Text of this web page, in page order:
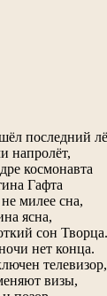
последний
напролёт,
космонавта
Гафта
милее сна,
ясна,
сон Творца.
нет конца.
телевизор,
визы,